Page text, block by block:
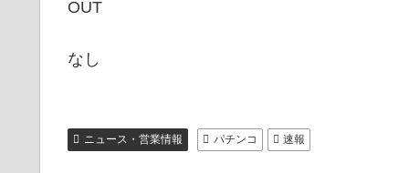
OUT
なし
ニュース・営業情報 パチンコ 速報